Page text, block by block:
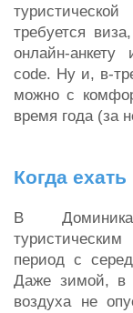
требуется
онлайн-
code. Ну и, в-
можно с
время года (за
Когда
В
период с
Даже зимой, в
воздуха не